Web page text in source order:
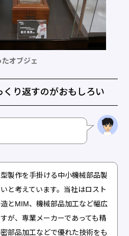
オブジェ
り返すのがおもしろい
製作を手掛ける中小機械部品製
と考えています。当社はロスト
とMIM、機械部品加工など幅広
が、専業メーカーであっても精
部品加工などで優れた技術をも